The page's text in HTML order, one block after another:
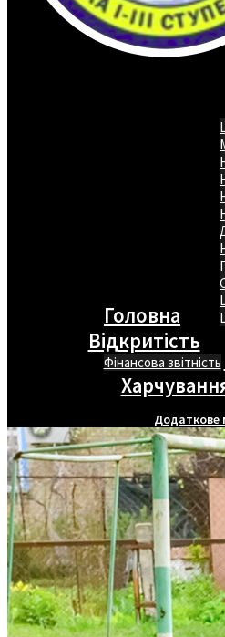
Головна
Відкритість
Фінансова звітність
Додаткове